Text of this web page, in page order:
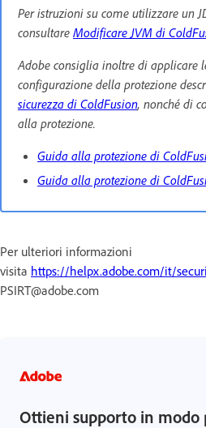
Per istruzioni su come utilizzare un
consultare Modificare JVM di
Adobe consiglia inoltre di applicare
configurazione della protezione
sicurezza di ColdFusion, nonché di
alla protezione.
Guida alla protezione di
Guida alla protezione di
Per ulteriori informazioni
visita https://helpx.adobe.com/it/
PSIRT@adobe.com
Ottieni supporto in modo